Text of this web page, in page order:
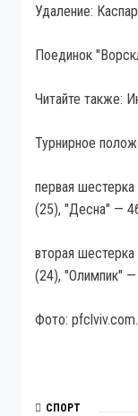
Удаление:
Поединок
Читайте также:
Турнирное
первая
(25), "Десна" —
вторая
(24), "Олимпик"
Фото: pfclviv.com.
СПОРТ